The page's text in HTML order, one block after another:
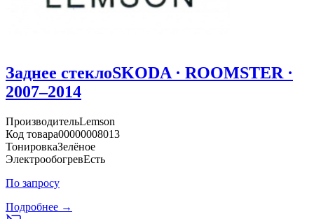
Заднее стеклоSKODA · ROOMSTER ·
2007–2014
ПроизводительLemson
Код товара00000008013
ТонировкаЗелёное
ЭлектрообогревЕсть
По запросу
Подробнее →